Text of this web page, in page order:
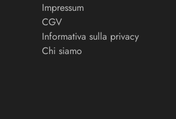
Impressum
CGV
Informativa sulla privacy
Chi siamo